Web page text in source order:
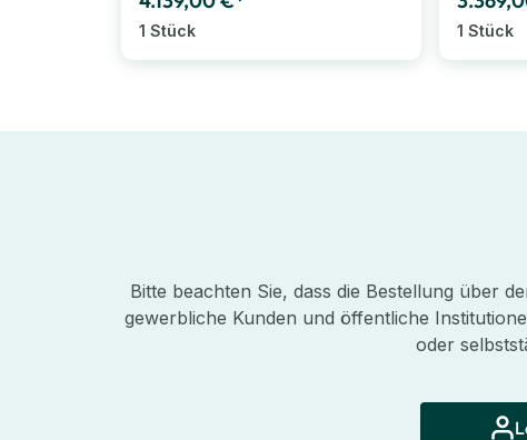
1 Stück 1 Stück
Bitte beachten Sie, dass die Bestellung über
gewerbliche Kunden und öffentliche
oder